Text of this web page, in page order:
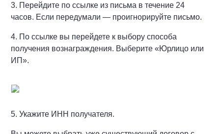
3. Перейдите по ссылке из письма в течение 24
часов. Если передумали — проигнорируйте письмо.
4. По ссылке вы перейдете к выбору способа
получения вознаграждения. Выберите «Юрлицо или
ИП».
5. Укажите ИНН получателя.